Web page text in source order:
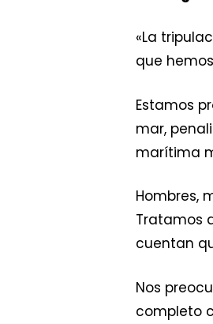
«La
que
Estamos
mar,
marítima
Hombres,
Tratamos
cuentan
Nos
completo